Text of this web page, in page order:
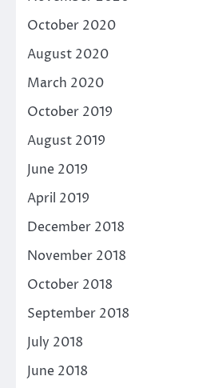
October 2020
August 2020
March 2020
October 2019
August 2019
June 2019
April 2019
December 2018
November 2018
October 2018
September 2018
July 2018
June 2018